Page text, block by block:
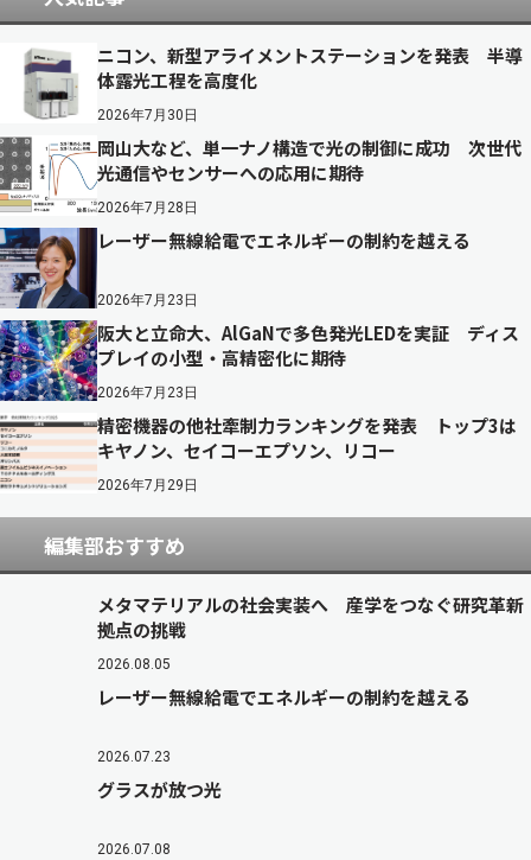
ニコン、新型アライメントステーションを発表 半導
体露光工程を高度化
2026年7月30日
岡山大など、単一ナノ構造で光の制御に成功 次世代
光通信やセンサーへの応用に期待
2026年7月28日
レーザー無線給電でエネルギーの制約を越える
2026年7月23日
阪大と立命大、AlGaNで多色発光LEDを実証 ディス
プレイの小型・高精密化に期待
2026年7月23日
精密機器の他社牽制力ランキングを発表 トップ3は
キヤノン、セイコーエプソン、リコー
2026年7月29日
編集部おすすめ
メタマテリアルの社会実装へ 産学をつなぐ研究革新
拠点の挑戦
2026.08.05
レーザー無線給電でエネルギーの制約を越える
2026.07.23
グラスが放つ光
2026.07.08